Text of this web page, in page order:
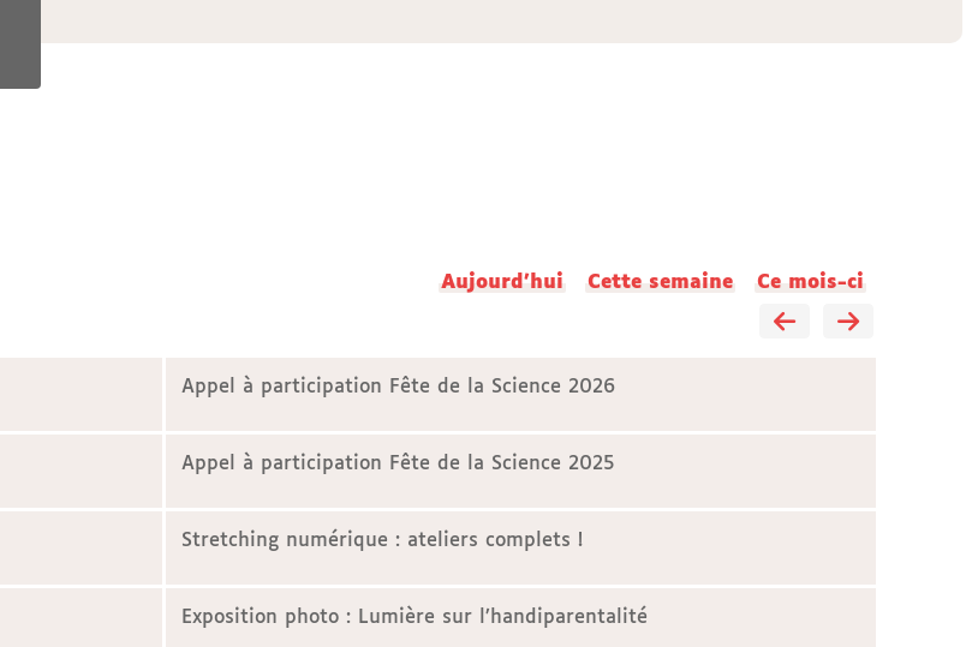
Aujourd'hui Cette semaine Ce mois-ci
Appel à participation Fête de la Science 2026
Appel à participation Fête de la Science 2025
Stretching numérique : ateliers complets !
Exposition photo : Lumière sur l’handiparentalité